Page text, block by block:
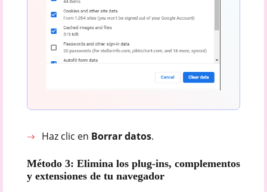
Haz clic en Borrar datos.
Método 3: Elimina los plug-ins, complementos
y extensiones de tu navegador